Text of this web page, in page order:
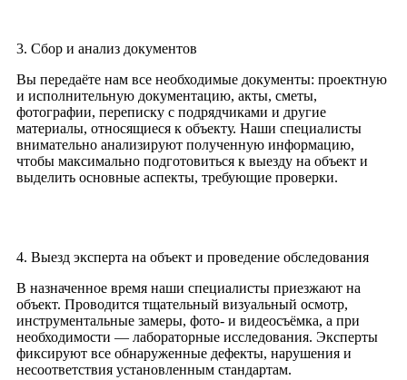
3. Сбор и анализ документов
Вы передаёте нам все необходимые документы: проектную
и исполнительную документацию, акты, сметы,
фотографии, переписку с подрядчиками и другие
материалы, относящиеся к объекту. Наши специалисты
внимательно анализируют полученную информацию,
чтобы максимально подготовиться к выезду на объект и
выделить основные аспекты, требующие проверки.
4. Выезд эксперта на объект и проведение обследования
В назначенное время наши специалисты приезжают на
объект. Проводится тщательный визуальный осмотр,
инструментальные замеры, фото- и видеосъёмка, а при
необходимости — лабораторные исследования. Эксперты
фиксируют все обнаруженные дефекты, нарушения и
несоответствия установленным стандартам.